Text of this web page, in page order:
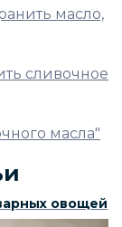
масло,
сливочное
масла"
овощей